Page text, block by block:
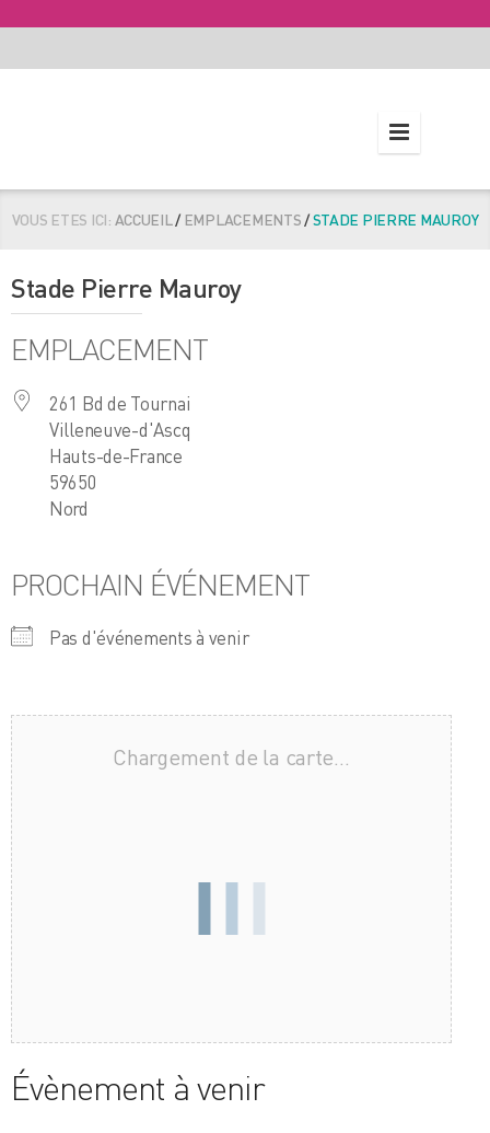
VOUS ETES ICI: ACCUEIL/EMPLACEMENTS/STADE PIERRE MAUROY
Stade Pierre Mauroy
EMPLACEMENT
261 Bd de Tournai
Villeneuve-d'Ascq
Hauts-de-France
59650
Nord
PROCHAIN ÉVÉNEMENT
Pas d'événements à venir
Chargement de la carte…
Évènement à venir